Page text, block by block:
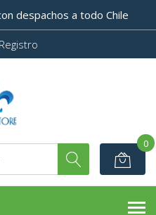
despachos a todo Chile
0